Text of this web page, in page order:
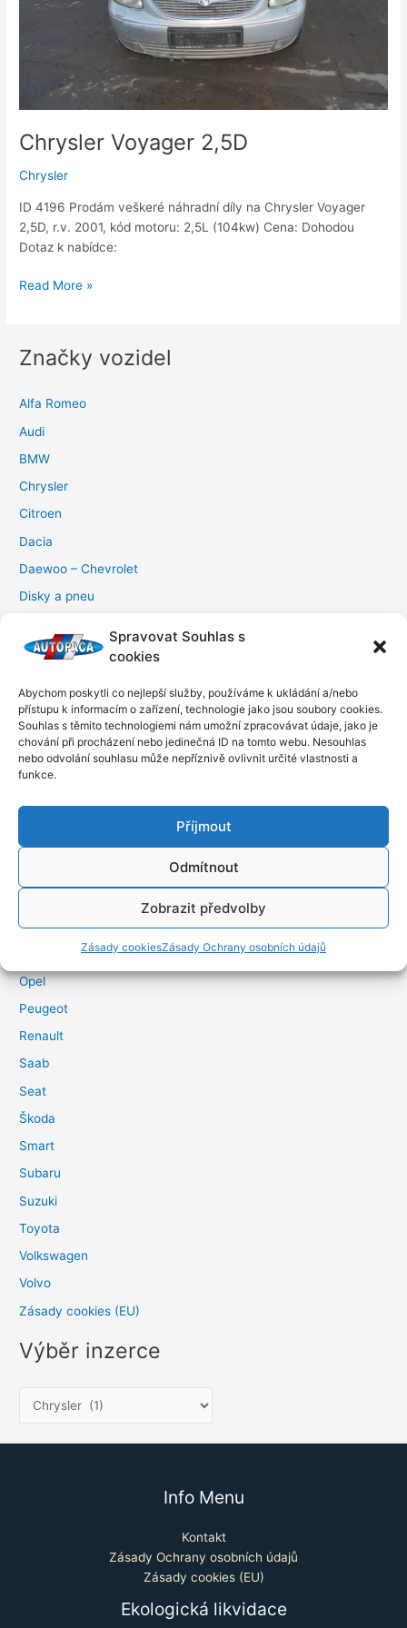
Spravovat Souhlas s
cookies
Abychom poskytli co nejlepší služby, používáme k ukládání a/nebo
přístupu k informacím o zařízení, technologie jako jsou soubory cookies.
Souhlas s těmito technologiemi nám umožní zpracovávat údaje, jako je
chování při procházení nebo jedinečná ID na tomto webu. Nesouhlas
nebo odvolání souhlasu může nepříznivě ovlivnit určité vlastnosti a
funkce.
Příjmout
Odmítnout
Zobrazit předvolby
Zásady cookiesZásady Ochrany osobních údajů
Chrysler Voyager 2,5D
Chrysler
ID 4196 Prodám veškeré náhradní díly na Chrysler Voyager
2,5D, r.v. 2001, kód motoru: 2,5L (104kw) Cena: Dohodou
Dotaz k nabídce:
Read More »
Značky vozidel
Alfa Romeo
Audi
BMW
Chrysler
Citroen
Dacia
Daewoo – Chevrolet
Disky a pneu
Fiat
Honda
Hyundai
KIA
Mazda
Motory a převodovky
Opel
Peugeot
Renault
Saab
Seat
Škoda
Smart
Subaru
Suzuki
Toyota
Volkswagen
Volvo
Zásady cookies (EU)
Výběr inzerce
Info Menu
Kontakt
Zásady Ochrany osobních údajů
Zásady cookies (EU)
Ekologická likvidace